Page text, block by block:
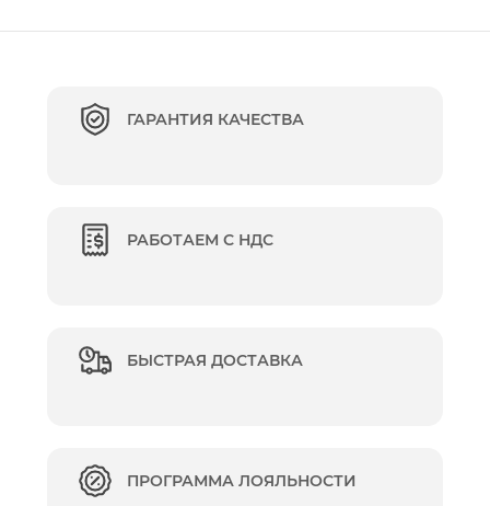
ГАРАНТИЯ КАЧЕСТВА
РАБОТАЕМ С НДС
БЫСТРАЯ ДОСТАВКА
ПРОГРАММА ЛОЯЛЬНОСТИ